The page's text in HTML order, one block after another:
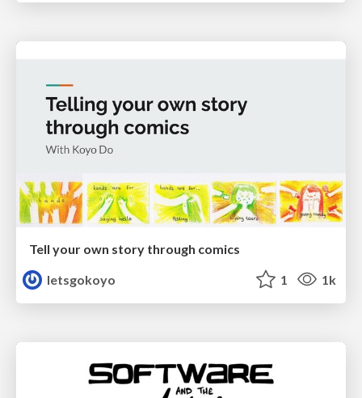
Tell your own story through comics
letsgokoyo
1 1k